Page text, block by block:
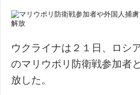
経済・復興
社会・文化
スポーツ
犯罪
ウクライナは２１日、ロシ
のマリウポリ防衛戦参加者
放した。